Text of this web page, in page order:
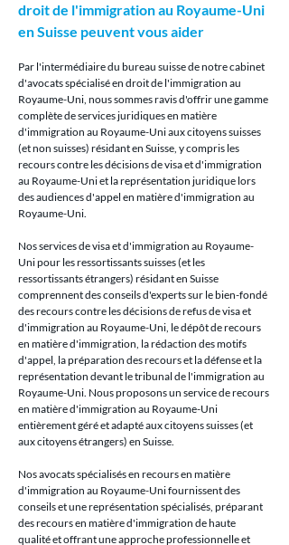
droit de l'immigration au Royaume-Uni
en Suisse peuvent vous aider
Par l'intermédiaire du bureau suisse de notre cabinet
d'avocats spécialisé en droit de l'immigration au
Royaume-Uni, nous sommes ravis d'offrir une gamme
complète de services juridiques en matière
d'immigration au Royaume-Uni aux citoyens suisses
(et non suisses) résidant en Suisse, y compris les
recours contre les décisions de visa et d'immigration
au Royaume-Uni et la représentation juridique lors
des audiences d'appel en matière d'immigration au
Royaume-Uni.
Nos services de visa et d'immigration au Royaume-
Uni pour les ressortissants suisses (et les
ressortissants étrangers) résidant en Suisse
comprennent des conseils d'experts sur le bien-fondé
des recours contre les décisions de refus de visa et
d'immigration au Royaume-Uni, le dépôt de recours
en matière d'immigration, la rédaction des motifs
d'appel, la préparation des recours et la défense et la
représentation devant le tribunal de l'immigration au
Royaume-Uni. Nous proposons un service de recours
en matière d'immigration au Royaume-Uni
entièrement géré et adapté aux citoyens suisses (et
aux citoyens étrangers) en Suisse.
Nos avocats spécialisés en recours en matière
d'immigration au Royaume-Uni fournissent des
conseils et une représentation spécialisés, préparant
des recours en matière d'immigration de haute
qualité et offrant une approche professionnelle et